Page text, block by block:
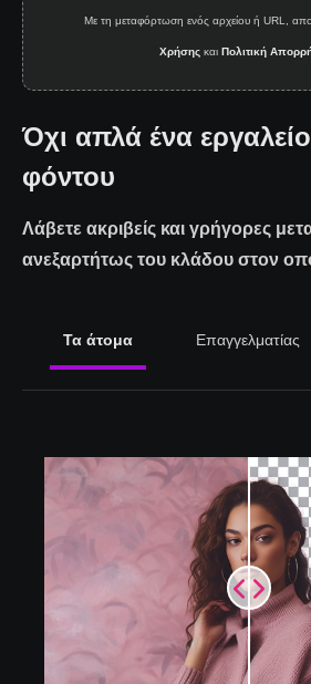
Με τη μεταφόρτωση ενός αρχείου ή URL,
Χρήσης και Πολιτική
Όχι απλά ένα
φόντου
Λάβετε ακριβείς και γρήγορες
ανεξαρτήτως του κλάδου στον
Τα άτομα Επαγγελματίας